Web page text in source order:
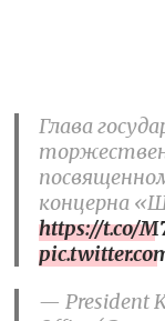
Глава
концерна
https://t.co/
— President